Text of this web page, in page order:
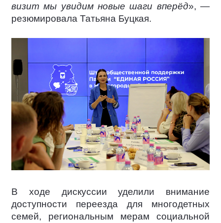
визит мы увидим новые шаги вперёд», —
резюмировала Татьяна Буцкая.
В ходе дискуссии уделили внимание
доступности переезда для многодетных
семей, региональным мерам социальной